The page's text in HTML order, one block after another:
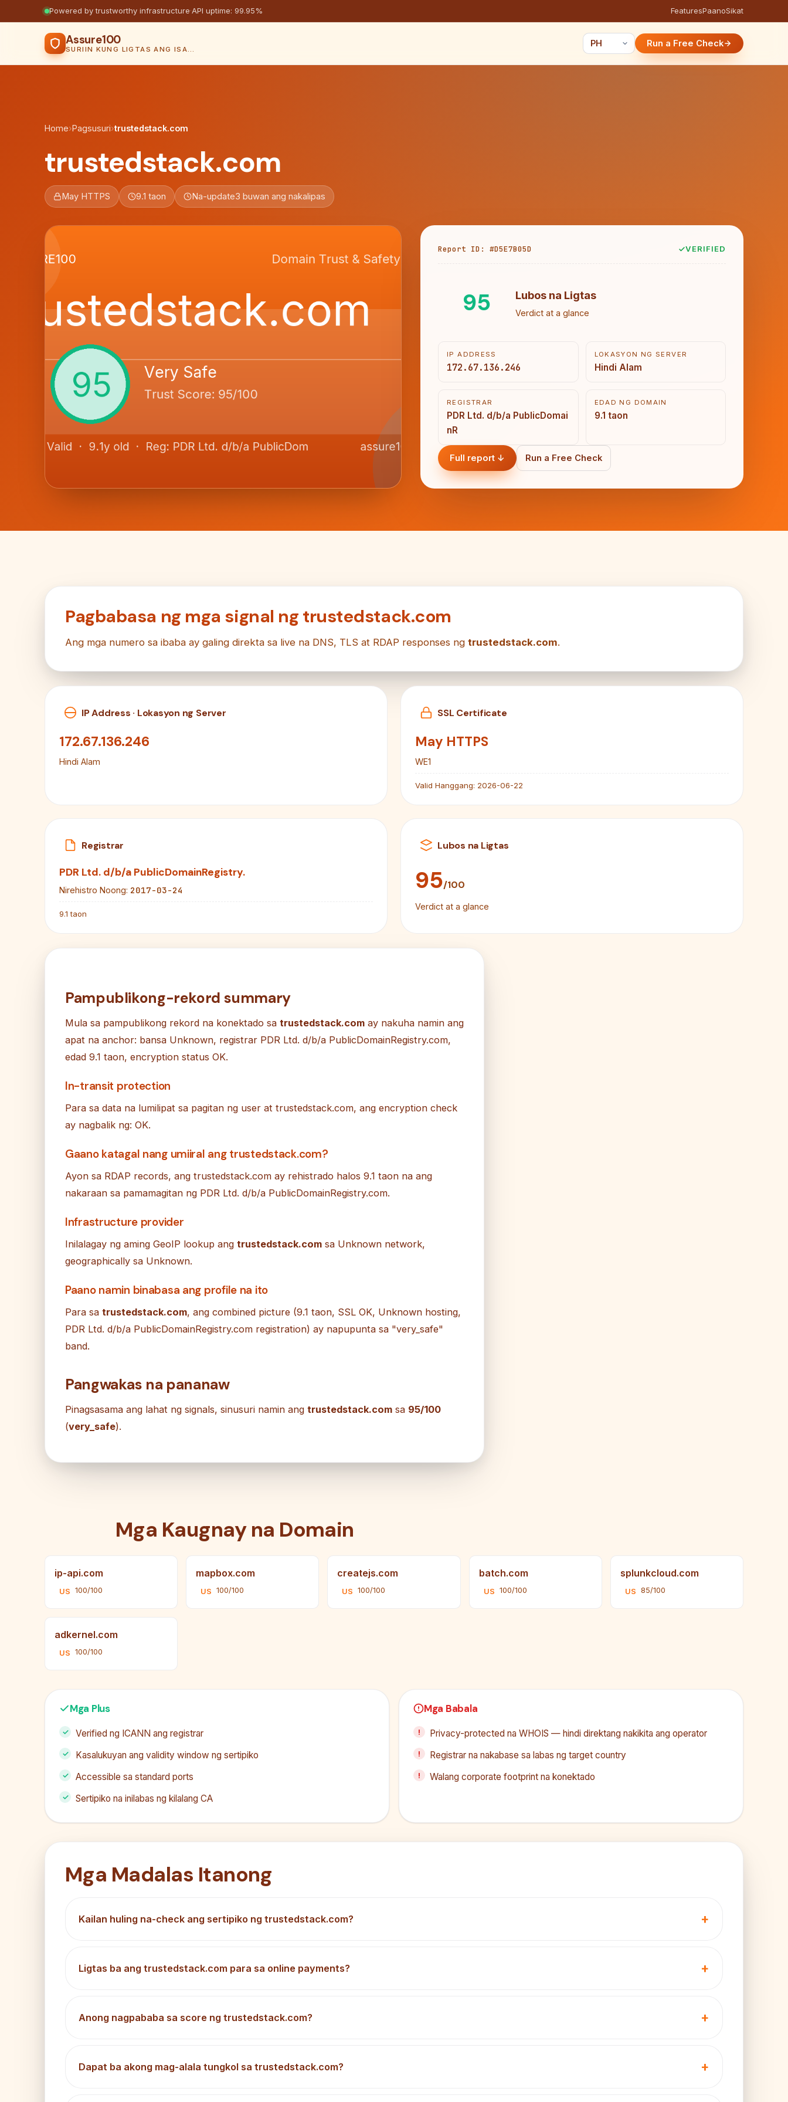
Powered by trustworthy infrastructure·API uptime: 99.95% FeaturesPaanoSikat
Assure100
SURIIN KUNG LIGTAS ANG ISANG WEBSITE
Run a Free Check
Home›Pagsusuri›trustedstack.com
trustedstack.com
May HTTPS 9.1 taon Na-update3 buwan ang nakalipas
Report ID: #D5E7B05D VERIFIED
95 Lubos na Ligtas
Verdict at a glance
IP ADDRESS
172.67.136.246
LOKASYON NG SERVER
Hindi Alam
REGISTRAR
PDR Ltd. d/b/a PublicDomai
nR
EDAD NG DOMAIN
9.1 taon
Full report ↓ Run a Free Check
Pagbabasa ng mga signal ng trustedstack.com
Ang mga numero sa ibaba ay galing direkta sa live na DNS, TLS at RDAP responses ng trustedstack.com.
IP Address · Lokasyon ng Server
172.67.136.246
Hindi Alam
SSL Certificate
May HTTPS
WE1
Valid Hanggang: 2026-06-22
Registrar
PDR Ltd. d/b/a PublicDomainRegistry.
Nirehistro Noong: 2017-03-24
9.1 taon
Lubos na Ligtas
95/100
Verdict at a glance
Pampublikong-rekord summary
Mula sa pampublikong rekord na konektado sa trustedstack.com ay nakuha namin ang
apat na anchor: bansa Unknown, registrar PDR Ltd. d/b/a PublicDomainRegistry.com,
edad 9.1 taon, encryption status OK.
In-transit protection
Para sa data na lumilipat sa pagitan ng user at trustedstack.com, ang encryption check
ay nagbalik ng: OK.
Gaano katagal nang umiiral ang trustedstack.com?
Ayon sa RDAP records, ang trustedstack.com ay rehistrado halos 9.1 taon na ang
nakaraan sa pamamagitan ng PDR Ltd. d/b/a PublicDomainRegistry.com.
Infrastructure provider
Inilalagay ng aming GeoIP lookup ang trustedstack.com sa Unknown network,
geographically sa Unknown.
Paano namin binabasa ang profile na ito
Para sa trustedstack.com, ang combined picture (9.1 taon, SSL OK, Unknown hosting,
PDR Ltd. d/b/a PublicDomainRegistry.com registration) ay napupunta sa "very_safe"
band.
Pangwakas na pananaw
Pinagsasama ang lahat ng signals, sinusuri namin ang trustedstack.com sa 95/100
(very_safe).
Mga Kaugnay na Domain
ip-api.com
US 100/100
mapbox.com
US 100/100
createjs.com
US 100/100
batch.com
US 100/100
splunkcloud.com
US 85/100
adkernel.com
US 100/100
Mga Plus
Verified ng ICANN ang registrar
Kasalukuyan ang validity window ng sertipiko
Accessible sa standard ports
Sertipiko na inilabas ng kilalang CA
Mga Babala
Privacy-protected na WHOIS — hindi direktang nakikita ang operator
Registrar na nakabase sa labas ng target country
Walang corporate footprint na konektado
Mga Madalas Itanong
Kailan huling na-check ang sertipiko ng trustedstack.com?
Ligtas ba ang trustedstack.com para sa online payments?
Anong nagpababa sa score ng trustedstack.com?
Dapat ba akong mag-alala tungkol sa trustedstack.com?